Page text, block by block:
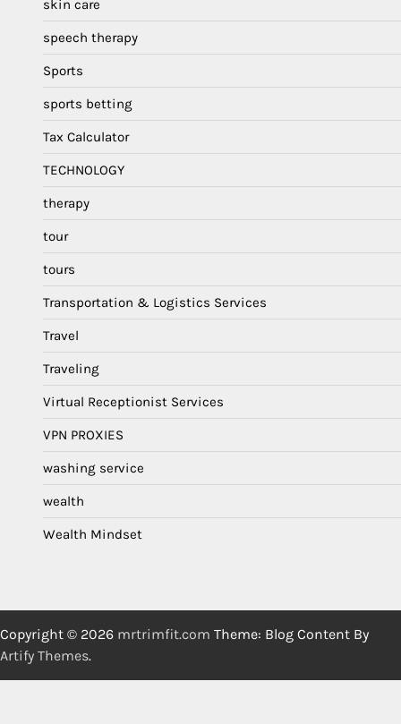
skin care
speech therapy
Sports
sports betting
Tax Calculator
TECHNOLOGY
therapy
tour
tours
Transportation & Logistics Services
Travel
Traveling
Virtual Receptionist Services
VPN PROXIES
washing service
wealth
Wealth Mindset
Copyright © 2026 mrtrimfit.com Theme: Blog Content By
Artify Themes.